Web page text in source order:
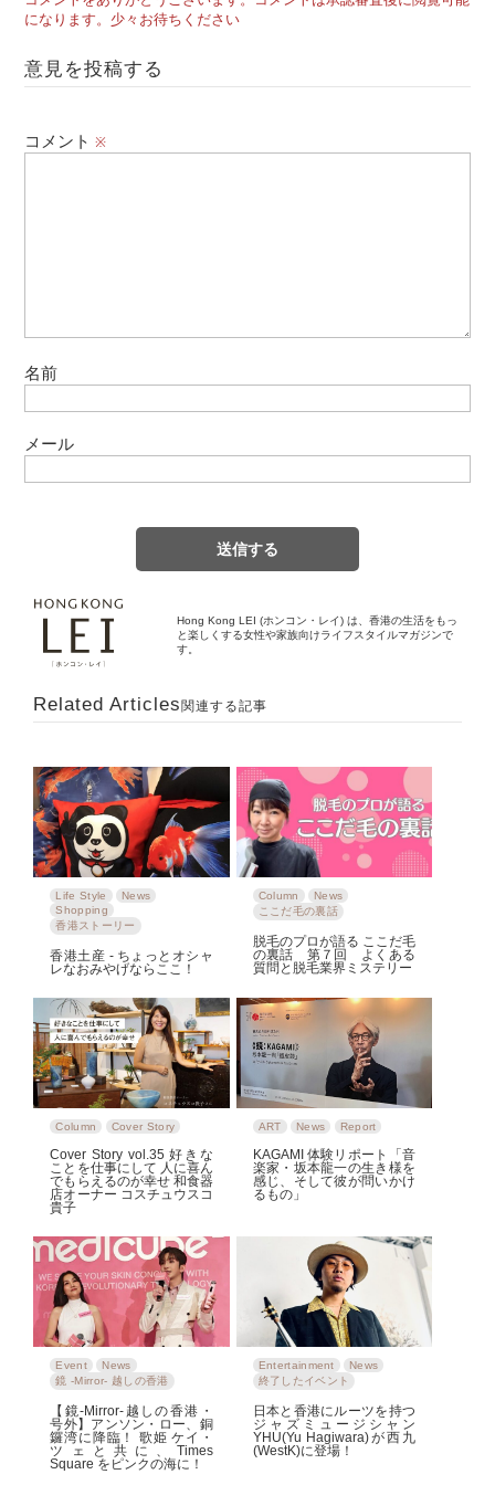
になります。少々お待ちください
意見を投稿する
コメント※
名前
メール
Hong Kong LEI (ホンコン・レイ) は、香港の生活をもっ
と楽しくする女性や家族向けライフスタイルマガジンで
す。
Related Articles 関連する記事
Life Style
News
Shopping
香港ストーリー
香港土産 ‐ ちょっとオシャ
レなおみやげならここ！
Column
News
ここだ毛の裏話
脱毛のプロが語る ここだ毛
の裏話 第７回 よくある
質問と脱毛業界ミステリー
Column Cover Story
Cover Story vol.35 好きな
ことを仕事にして 人に喜ん
でもらえるのが幸せ 和食器
店オーナー コスチュウスコ
貴子
ART News Report
KAGAMI 体験リポート「音
楽家・坂本龍一の生き様を
感じ、そして彼が問いかけ
るもの」
Event
News
鏡 -Mirror- 越しの香港
【鏡-Mirror-越しの香港・
号外】アンソン・ロー、銅
鑼湾に降臨！ 歌姫 ケイ・
ツェと共に、Times
Square をピンクの海に！
Entertainment
News
終了したイベント
日本と香港にルーツを持つ
ジャズミュージシャン
YHU(Yu Hagiwara)が西九
(WestK)に登場！